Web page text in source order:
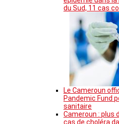
du Sud, 11 cas
Le Cameroun
Pandemic Fund
sanitaire
Cameroun : plus
cas de choléra